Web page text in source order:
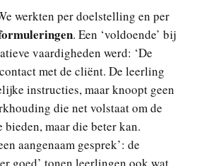
werkten per doelstelling en per
. Een ‘voldoende’ bij
vaardigheden werd: ‘De
met de cliënt. De leerling
instructies, maar knoopt geen
die net volstaat om de
maar die beter kan.
aangenaam gesprek’: de